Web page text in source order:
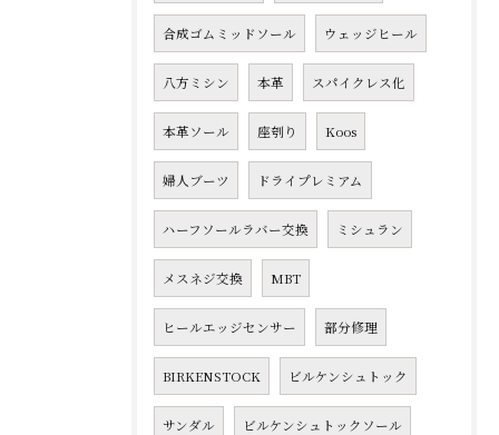
合成ゴムミッドソール ウェッジヒール
八方ミシン 本革 スパイクレス化
本革ソール 座刳り Koos
婦人ブーツ ドライプレミアム
ハーフソールラバー交換 ミシュラン
メスネジ交換 MBT
ヒールエッジセンサー 部分修理
BIRKENSTOCK ビルケンシュトック
サンダル ビルケンシュトックソール